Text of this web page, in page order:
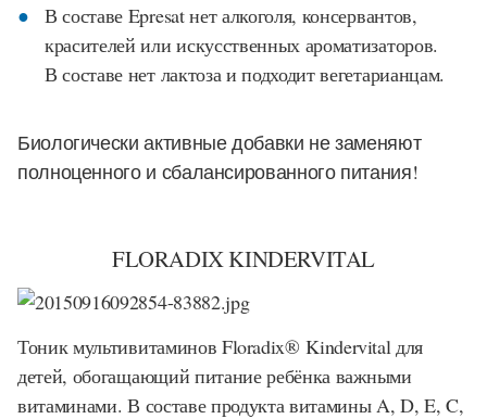
В составе Epresat нет алкоголя, консервантов,
красителей или искусственных ароматизаторов.
В составе нет лактоза и подходит вегетарианцам.
Биологически активные добавки не заменяют
полноценного и сбалансированного питания!
FLORADIX KINDERVITAL
Тоник мультивитаминов Floradix® Kindervital для
детей, обогащающий питание ребёнка важными
витаминами. В составе продукта витамины A, D, E, C,